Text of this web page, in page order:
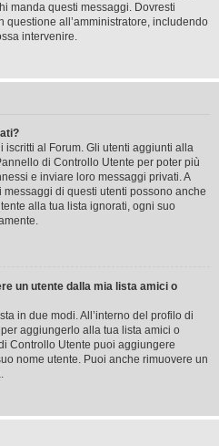
manda questi messaggi. Dovresti
all’amministratore, includendo
intervenire.
iscritti al Forum. Gli utenti aggiunti alla
di Controllo Utente per poter più
e inviare loro messaggi privati. A
di questi utenti possono anche
alla tua lista ignorati, ogni suo
un utente dalla mia lista amici o
in due modi. All’interno del profilo di
aggiungerlo alla tua lista amici o
Controllo Utente puoi aggiungere
nome utente. Puoi anche rimuovere un